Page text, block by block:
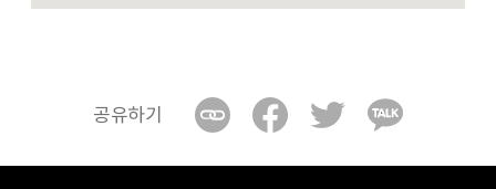
공유하기